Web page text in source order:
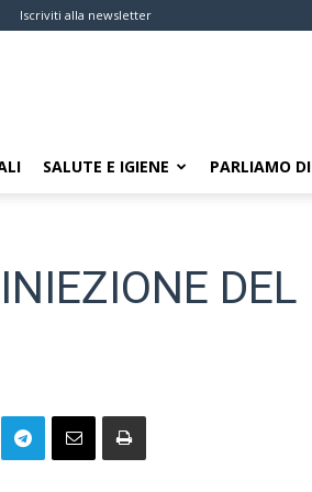
Iscriviti alla newsletter
SALUTE E IGIENE PARLIAMO DI
DEL